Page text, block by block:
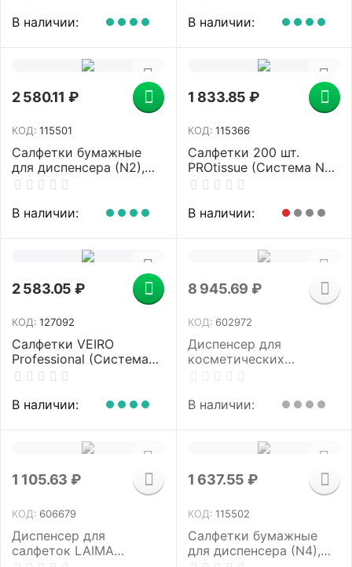
белый, 605771
В наличии:
шт., белые, 10844
В наличии:
2 580.11 ₽
КОД: 115501
Салфетки бумажные
для диспенсера (N2),
LAIMA PREMIUM,
300 шт., 20х17 см,
В наличии:
1 833.85 ₽
КОД: 115366
Салфетки 200 шт.
PROtissue (Система N4)
PREMIUM, 2-слойные,
см, V-сложение, белые,
В наличии:
2 583.05 ₽
КОД: 127092
Салфетки VEIRO
Professional (Система
N4), Comfort,
шт., 2-слойные, белые,
В наличии:
8 945.69 ₽
КОД: 602972
Диспенсер для
косметических
Design, настольный,
В наличии:
1 105.63 ₽
КОД: 606679
Диспенсер для
салфеток LAIMA
1 637.55 ₽
КОД: 115502
Салфетки бумажные
для диспенсера (N4),